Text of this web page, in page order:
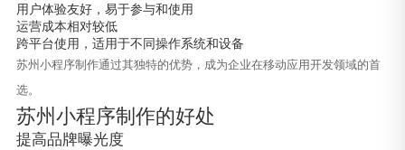
用户体验友好，易于参与和使用
运营成本相对较低
跨平台使用，适用于不同操作系统和设备
苏州小程序制作通过其独特的优势，成为企业在移动应用开发领域的首
选。
苏州小程序制作的好处
提高品牌曝光度